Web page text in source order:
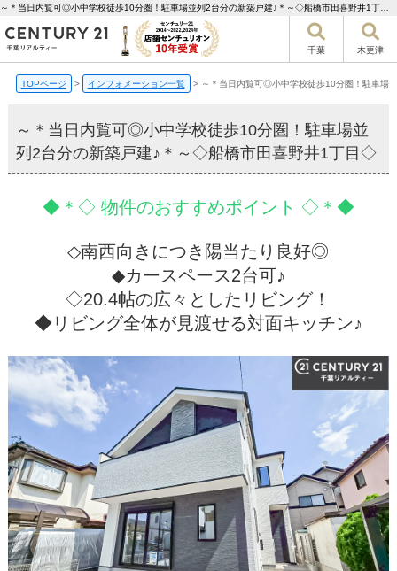
千葉 木更津
TOPページ > インフォメーション一覧 > ～＊当日内覧可◎小中学校徒歩10分圏！駐車場
～＊当日内覧可◎小中学校徒歩10分圏！駐車場並
列2台分の新築戸建♪＊～◇船橋市田喜野井1丁目◇
◆＊◇ 物件のおすすめポイント ◇＊◆
◇南西向きにつき陽当たり良好◎
◆カースペース2台可♪
◇20.4帖の広々としたリビング！
◆リビング全体が見渡せる対面キッチン♪